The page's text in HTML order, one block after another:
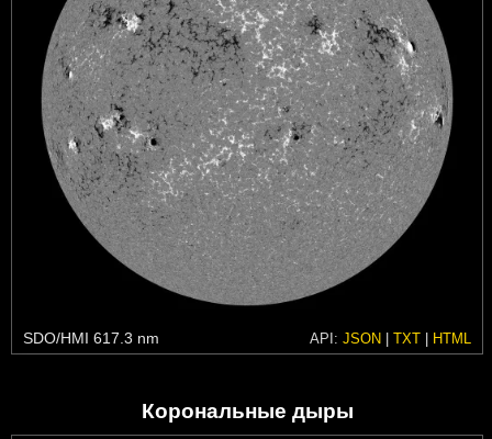
SDO/HMI 617.3 nm API: JSON | TXT | HTML
Корональные дыры